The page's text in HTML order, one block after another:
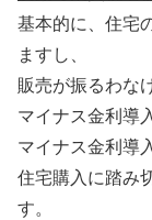
基本的に、住宅
ますし、
販売が振るわな
マイナス金利導
マイナス金利導
住宅購入に踏み
す。